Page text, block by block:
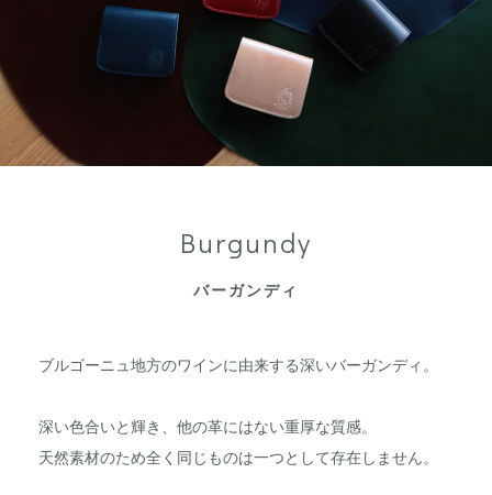
Burgundy
バーガンディ
ブルゴーニュ地方のワインに由来する深いバーガンディ。
深い色合いと輝き、他の革にはない重厚な質感。
天然素材のため全く同じものは一つとして存在しません。